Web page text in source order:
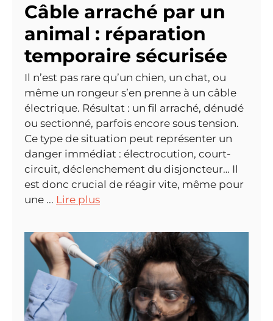
Câble arraché par un
animal : réparation
temporaire sécurisée
Il n’est pas rare qu’un chien, un chat, ou
même un rongeur s’en prenne à un câble
électrique. Résultat : un fil arraché, dénudé
ou sectionné, parfois encore sous tension.
Ce type de situation peut représenter un
danger immédiat : électrocution, court-
circuit, déclenchement du disjoncteur… Il
est donc crucial de réagir vite, même pour
une ... Lire plus